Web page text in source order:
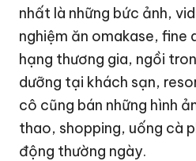
nhất là những bức ảnh,
nghiệm ăn omakase, fine
hạng thương gia, ngồi
dưỡng tại khách sạn,
cô cũng bán những hình
thao, shopping, uống cà
động thường ngày.